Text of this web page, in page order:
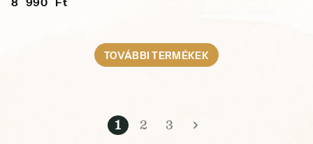
TOVÁBBI TERMÉKEK
1 2 3